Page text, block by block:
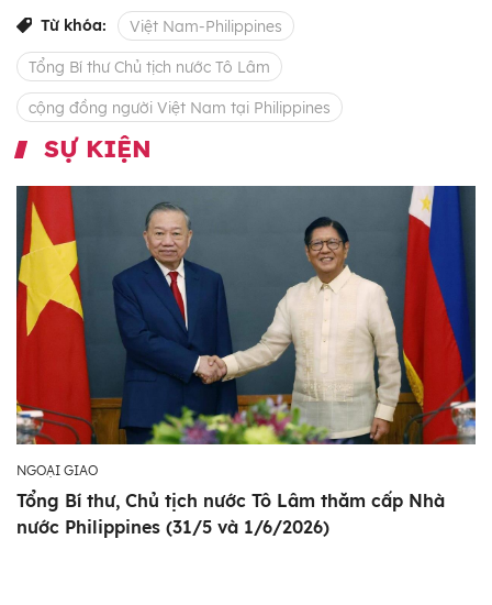
Từ khóa: Việt Nam-Philippines
Tổng Bí thư Chủ tịch nước Tô Lâm
cộng đồng người Việt Nam tại Philippines
SỰ KIỆN
NGOẠI GIAO
Tổng Bí thư, Chủ tịch nước Tô Lâm thăm cấp Nhà
nước Philippines (31/5 và 1/6/2026)